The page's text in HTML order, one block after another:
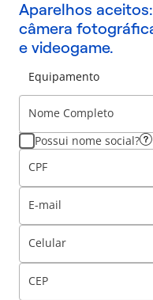
Aparelhos
câmera
e videogame.
Equipamento
Nome Completo
Possui nome social?
CPF
E-mail
Celular
CEP